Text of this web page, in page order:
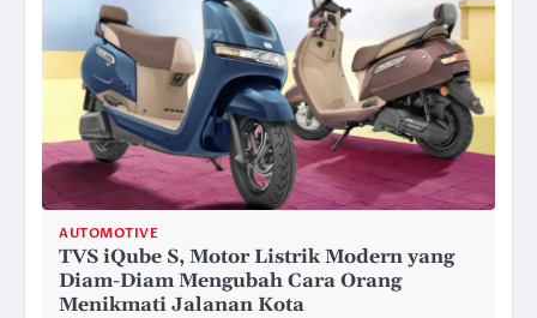
AUTOMOTIVE
TVS iQube S, Motor Listrik Modern yang
Diam-Diam Mengubah Cara Orang
Menikmati Jalanan Kota